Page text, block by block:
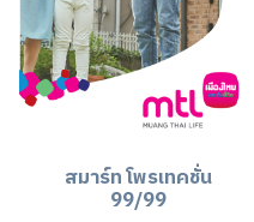
สมาร์ท โพรเทคชั่น
99/99